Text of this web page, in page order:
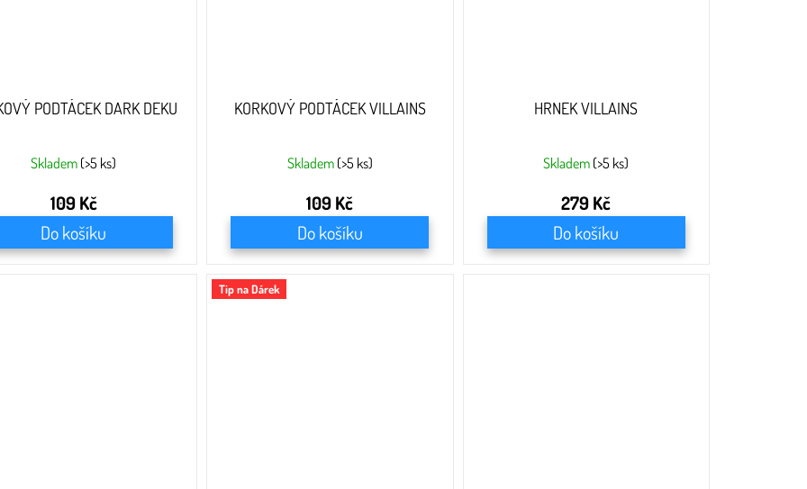
PODTÁCEK DARK DEKU
Skladem (>5 ks)
109 Kč
Do košíku
KORKOVÝ PODTÁCEK VILLAINS
Skladem (>5 ks)
109 Kč
Do košíku
HRNEK VILLAINS
Skladem (>5 ks)
279 Kč
Do košíku
Tip na Dárek